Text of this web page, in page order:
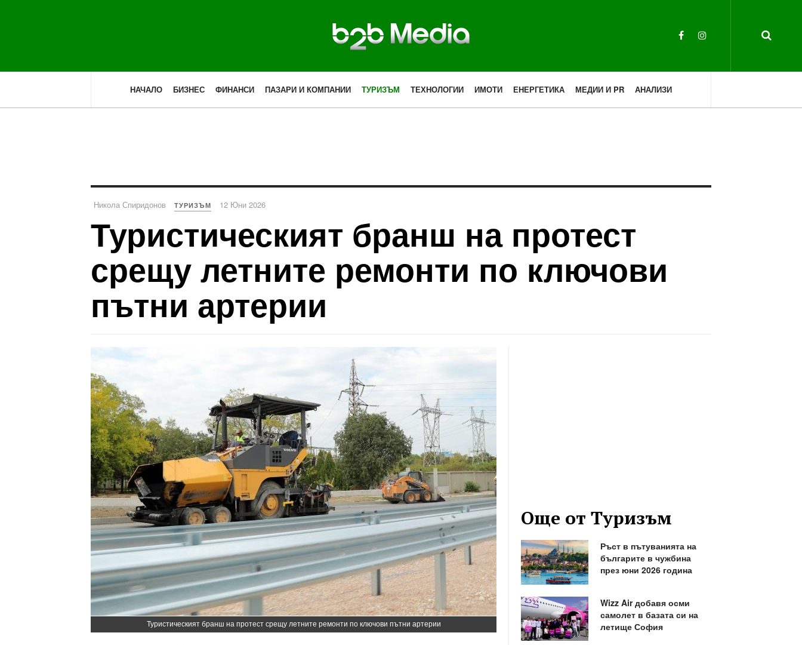
НАЧАЛО БИЗНЕС ФИНАНСИ ПАЗАРИ И КОМПАНИИ ТУРИЗЪМ ТЕХНОЛОГИИ ИМОТИ ЕНЕРГЕТИКА МЕДИИ И PR АНАЛИЗИ
Никола Спиридонов ТУРИЗЪМ 12 Юни 2026
Туристическият бранш на протест
срещу летните ремонти по ключови
пътни артерии
Туристическият бранш на протест срещу летните ремонти по ключови пътни артерии
Още от Туризъм
Ръст в пътуванията на
българите в чужбина
през юни 2026 година
Wizz Air добавя осми
самолет в базата си на
летище София